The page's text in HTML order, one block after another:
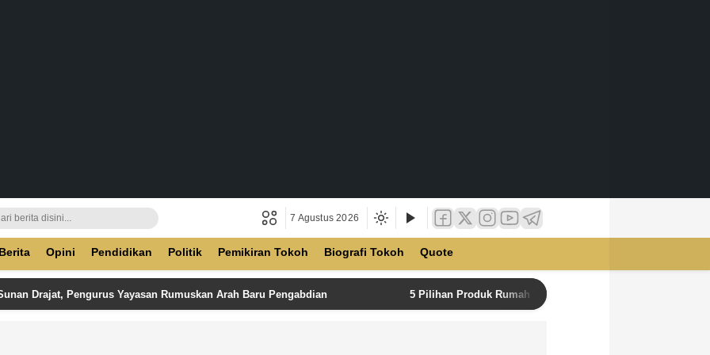
7 Agustus 2026
Berita Opini Pendidikan Politik Pemikiran Tokoh Biografi Tokoh Quote
Drajat, Pengurus Yayasan Rumuskan Arah Baru Pengabdian 5 Pilihan Produk Rumah Tangga Terbaik di Unilever Store